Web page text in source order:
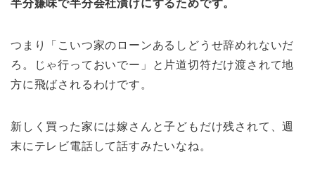
半分嫌味で半分会社漬けにするためです。
つまり「こいつ家のローンあるしどうせ辞めれないだ
ろ。じゃ行っておいでー」と片道切符だけ渡されて地
方に飛ばされるわけです。
新しく買った家には嫁さんと子どもだけ残されて、週
末にテレビ電話して話すみたいなね。